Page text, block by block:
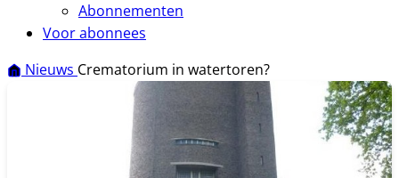
Abonnementen
Voor abonnees
Nieuws Crematorium in watertoren?